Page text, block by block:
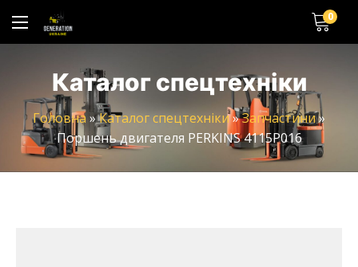
0
Каталог спецтехніки
Головна»Каталог спецтехніки»Запчастини»
Поршень двигателя PERKINS 4115P016